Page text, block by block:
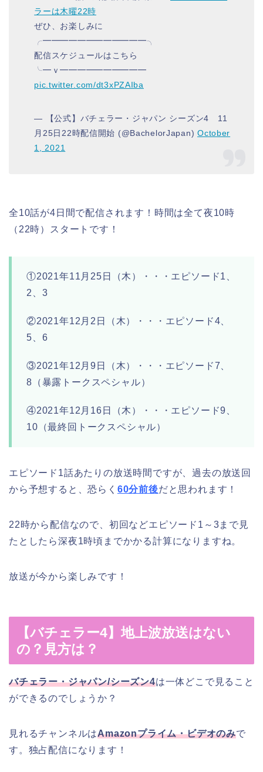
ラーは木曜22時
ぜひ、お楽しみに
╭━━━━━━━━━━━━╮
配信スケジュールはこちら
╰━ｖ━━━━━━━━━━
pic.twitter.com/dt3xPZAIba
— 【公式】バチェラー・ジャパン シーズン4 11
月25日22時配信開始 (@BachelorJapan)October
1, 2021
全10話が4日間で配信されます！時間は全て夜10時
（22時）スタートです！
①2021年11月25日（木）・・・エピソード1、
2、3
②2021年12月2日（木）・・・エピソード4、
5、6
③2021年12月9日（木）・・・エピソード7、
8（暴露トークスペシャル）
④2021年12月16日（木）・・・エピソード9、
10（最終回トークスペシャル）
エピソード1話あたりの放送時間ですが、過去の放送回
から予想すると、恐らく 60分前後だと思われます！
22時から配信なので、初回などエピソード1～3まで見
たとしたら深夜1時頃までかかる計算になりますね。
放送が今から楽しみです！
【バチェラー4】地上波放送はない
の？見方は？
バチェラー・ジャパン/シーズン4は一体どこで見ること
ができるのでしょうか？
見れるチャンネルはAmazonプライム・ビデオのみで
す。独占配信になります！